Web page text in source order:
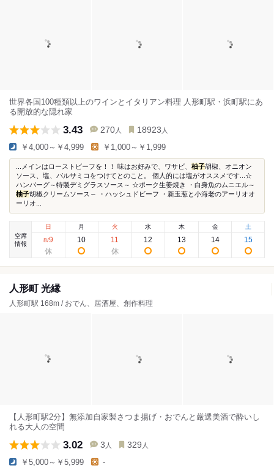
世界各国100種類以上のワインとイタリアン料理 人形町駅・浜町駅にあ
る開放的な隠れ家
3.43 270 人 18923 人
￥4,000～￥4,999 ￥1,000～￥1,999
...メインはローストビーフを！！ 味はお好みで、ワサビ、 柚子胡椒、オニオン
ソース、塩、バルサミコをつけてとのこと。 個人的には塩がオススメです...☆
ハンバーグ～特製デミグラスソース～ ☆ポーク生姜焼き ・白身魚のムニエル～
柚子胡椒クリームソース～ ・ハッシュドビーフ ・新玉葱と小海老のアーリオオ
ーリオ...
空席
情報
日
8/9
月
10
火
11
水
12
木
13
金
14
土
15
人形町 光縁
人形町駅 168m / おでん、居酒屋、創作料理
【人形町駅2分】無添加自家製さつま揚げ・おでんと厳選美酒で酔いし
れる大人の空間
3.02 3 人 329 人
￥5,000～￥5,999 -